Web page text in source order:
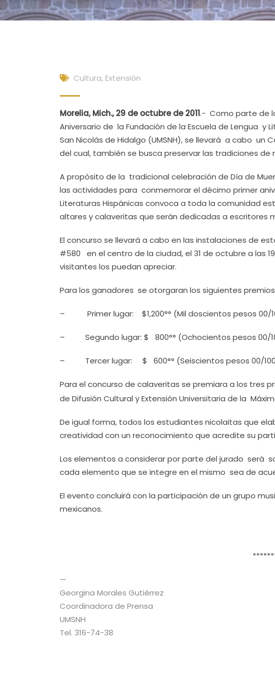
Cultura, Extensión
Morelia, Mich., 29 de octubre de 2011.- Como parte de
Aniversario de la Fundación de la Escuela de Lengua y
San Nicolás de Hidalgo (UMSNH), se llevará a cabo
del cual, también se busca preservar las tradiciones de
A propósito de la tradicional celebración de Día de
las actividades para conmemorar el décimo primer
Literaturas Hispánicas convoca a toda la comunidad
altares y calaveritas que serán dedicadas a escritores
El concurso se llevará a cabo en las instalaciones de
#580 en el centro de la ciudad, el 31 de octubre a las
visitantes los puedan apreciar.
Para los ganadores se otorgaran los siguientes
– Primer lugar: $1,200°° (Mil doscientos pesos 00/
– Segundo lugar: $ 800°° (Ochocientos pesos 00/
– Tercer lugar: $ 600°° (Seiscientos pesos 00/100
Para el concurso de calaveritas se premiara a los tres
de Difusión Cultural y Extensión Universitaria de la
De igual forma, todos los estudiantes nicolaitas que
creatividad con un reconocimiento que acredite su
Los elementos a considerar por parte del jurado
cada elemento que se integre en el mismo sea de
El evento concluirá con la participación de un grupo
mexicanos.
—
Georgina Morales Gutiérrez
Coordinadora de Prensa
UMSNH
Tel. 316-74-38